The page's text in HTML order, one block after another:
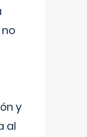
y
al